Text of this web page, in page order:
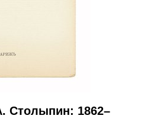
Столыпин: 1862–